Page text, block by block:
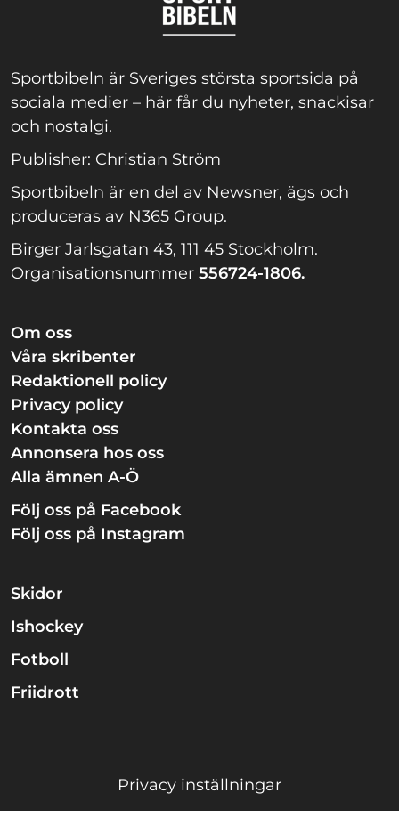
Sportbibeln är Sveriges största sportsida på
sociala medier – här får du nyheter, snackisar
och nostalgi.
Publisher: Christian Ström
Sportbibeln är en del av Newsner, ägs och
produceras av N365 Group.
Birger Jarlsgatan 43, 111 45 Stockholm.
Organisationsnummer 556724-1806.
Om oss
Våra skribenter
Redaktionell policy
Privacy policy
Kontakta oss
Annonsera hos oss
Alla ämnen A-Ö
Följ oss på Facebook
Följ oss på Instagram
Skidor
Ishockey
Fotboll
Friidrott
Privacy inställningar